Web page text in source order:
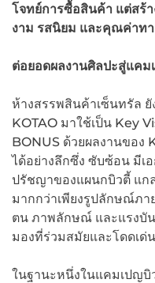
โจทย์การซื้อสินค้า แต่สร้
งาม รสนิยม และคุณค่าท
ต่อยอดผลงานศิลปะสู่แคม
ห้างสรรพสินค้าเซ็นทรัล ยั
KOTAO มาใช้เป็น Key
BONUS ด้วยผลงานของ
ได้อย่างลึกซึ่ง ซับซ้อน มีเ
ปรัชญาของแผนกบิวตี้ แก
มากกว่าเพียงรูปลักษณ์ภ
ตน ภาพลักษณ์ และแรงบั
มองที่ร่วมสมัยและโดดเด่
ในฐานะหนึ่งในแคมเปญบิ